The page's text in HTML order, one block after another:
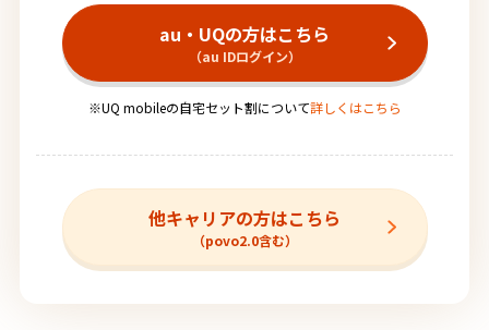
au・UQの方はこちら
（au IDログイン）
※UQ mobileの自宅セット割について詳しくはこちら
他キャリアの方はこちら
（povo2.0含む）